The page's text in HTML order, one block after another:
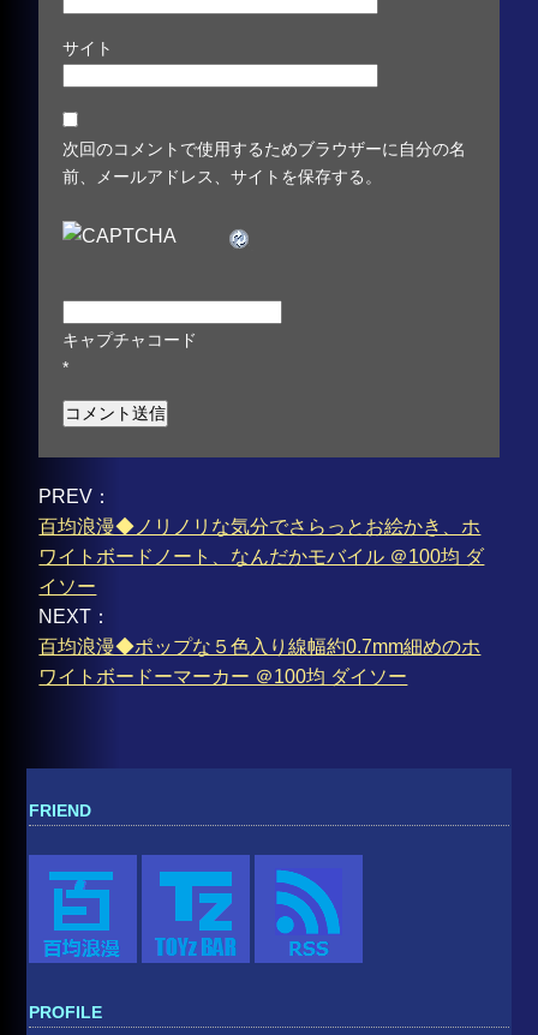
サイト
次回のコメントで使用するためブラウザーに自分の名
前、メールアドレス、サイトを保存する。
キャプチャコード
*
PREV：
百均浪漫◆ノリノリな気分でさらっとお絵かき、ホ
ワイトボードノート、なんだかモバイル ＠100均 ダ
イソー
NEXT：
百均浪漫◆ポップな５色入り線幅約0.7mm細めのホ
ワイトボードーマーカー ＠100均 ダイソー
FRIEND
PROFILE